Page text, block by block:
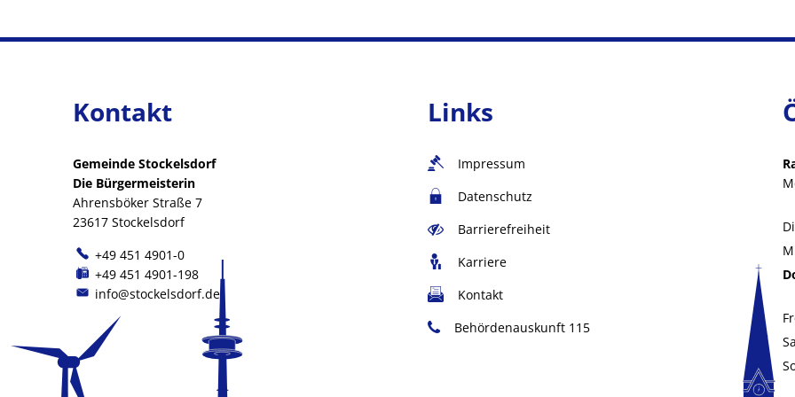
Kontakt
Gemeinde Stockelsdorf
Die Bürgermeisterin
Ahrensböker Straße 7
23617 Stockelsdorf
+49 451 4901-0
+49 451 4901-198
info@stockelsdorf.de
Links
Impressum
Datenschutz
Barrierefreiheit
Karriere
Kontakt
Behördenauskunft 115